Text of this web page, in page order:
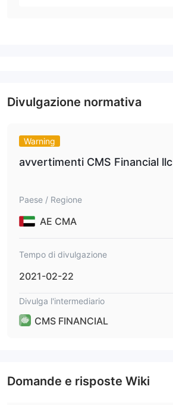
Divulgazione normativa
Warning
avvertimenti CMS Financial llc
Paese / Regione
AE CMA
Tempo di divulgazione
2021-02-22
Divulga l'intermediario
CMS FINANCIAL
Domande e risposte Wiki